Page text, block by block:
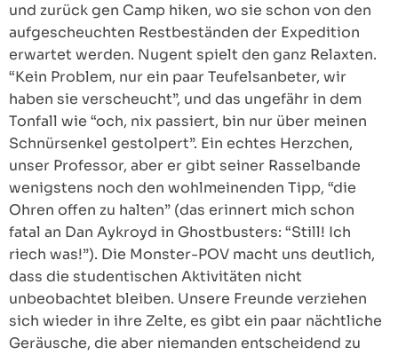
und zurück gen Camp hiken, wo sie schon von den
aufgescheuchten Restbeständen der Expedition
erwartet werden. Nugent spielt den ganz Relaxten.
“Kein Problem, nur ein paar Teufelsanbeter, wir
haben sie verscheucht”, und das ungefähr in dem
Tonfall wie “och, nix passiert, bin nur über meinen
Schnürsenkel gestolpert”. Ein echtes Herzchen,
unser Professor, aber er gibt seiner Rasselbande
wenigstens noch den wohlmeinenden Tipp, “die
Ohren offen zu halten” (das erinnert mich schon
fatal an Dan Aykroyd in Ghostbusters: “Still! Ich
riech was!”). Die Monster-POV macht uns deutlich,
dass die studentischen Aktivitäten nicht
unbeobachtet bleiben. Unsere Freunde verziehen
sich wieder in ihre Zelte, es gibt ein paar nächtliche
Geräusche, die aber niemanden entscheidend zu